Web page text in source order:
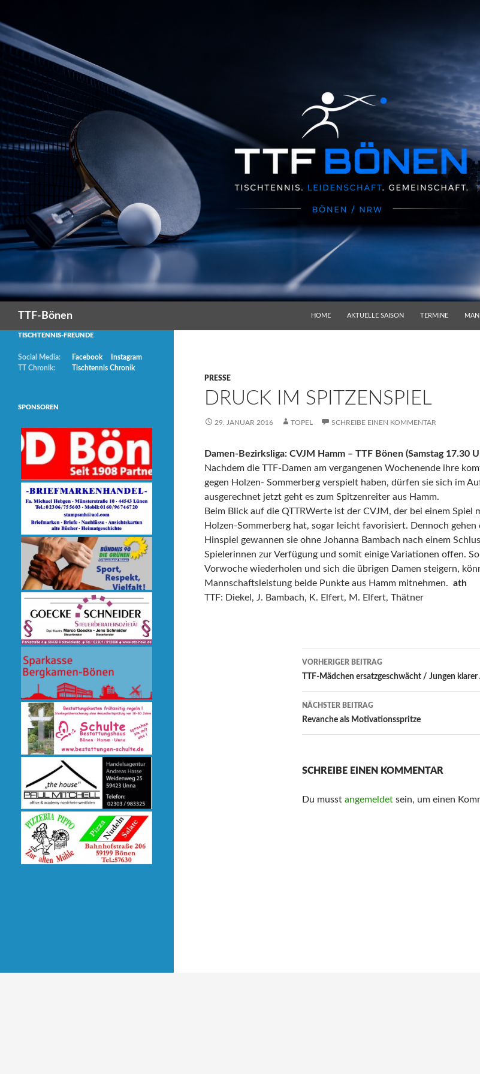
TTF-Bönen
HOME
AKTUELLE SAISON TERMINE
PRESSE
DRUCK IM SPITZENSPIEL
29. JANUAR 2016 TOPEL SCHREIBE EINEN KOMMENTAR
Damen-Bezirksliga: CVJM Hamm – TTF Bönen (Samstag 17.30
Nachdem die TTF-Damen am vergangenen Wochenende ihre
gegen Holzen- Sommerberg verspielt haben, dürfen sie sich im
ausgerechnet jetzt geht es zum Spitzenreiter aus Hamm.
Beim Blick auf die QTTRWerte ist der CVJM, der bei einem Spiel
Holzen-Sommerberg hat, sogar leicht favorisiert. Dennoch
Hinspiel gewannen sie ohne Johanna Bambach nach einem
Spielerinnen zur Verfügung und somit einige Variationen offen.
Vorwoche wiederholen und sich die übrigen Damen steigern,
Mannschaftsleistung beide Punkte aus Hamm mitnehmen. ath
TTF: Diekel, J. Bambach, K. Elfert, M. Elfert, Thätner
Beitrags-
Navigation
VORHERIGER BEITRAG
TTF-Mädchen ersatzgeschwächt / Jungen
NÄCHSTER BEITRAG
Revanche als Motivationsspritze
SCHREIBE EINEN KOMMENTAR
Du musst angemeldet sein, um einen
TISCHTENNIS-FREUNDE
Social Media: Facebook
Instagram
TT Chronik:
Tischtennis Chronik
SPONSOREN